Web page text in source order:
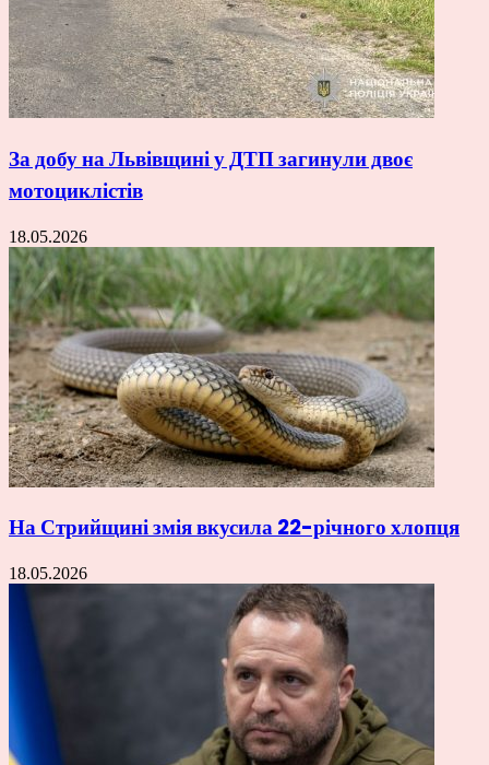
За добу на Львівщині у ДТП загинули двоє
мотоциклістів
18.05.2026
На Стрийщині змія вкусила 22-річного хлопця
18.05.2026